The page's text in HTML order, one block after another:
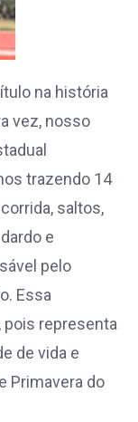
na história
vez, nosso
trazendo 14
saltos,
e
pelo
Essa
pois representa
de vida e
Primavera do